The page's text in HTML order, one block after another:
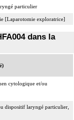
particulier
[Laparotomie exploratrice]
dans la
cytologique et/ou
dispositif laryngé particulier,